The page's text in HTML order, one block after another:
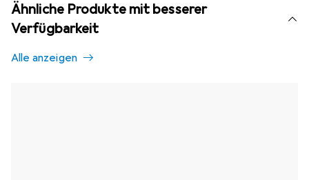
Ähnliche Produkte mit besserer
Verfügbarkeit
Alle anzeigen